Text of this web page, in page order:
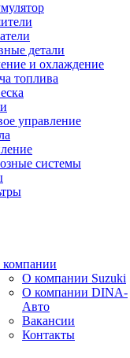
детали
и охлаждение
топлива
управление
системы
О компании Suzuki
О компании DINA-
Авто
Вакансии
Контакты